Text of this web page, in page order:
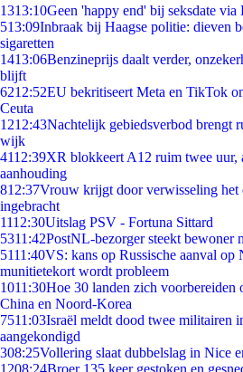
1313:10Geen 'happy end' bij seksdate
513:09Inbraak bij Haagse politie: dieven
sigaretten
1413:06Benzineprijs daalt verder,
blijft
6212:52EU bekritiseert Meta en TikTok
Ceuta
1212:43Nachtelijk gebiedsverbod brengt
wijk
4112:39XR blokkeert A12 ruim twee uur,
aanhouding
812:37Vrouw krijgt door verwisseling het
ingebracht
1112:30Uitslag PSV - Fortuna Sittard
5311:42PostNL-bezorger steekt bewoner
5111:40VS: kans op Russische aanval
munitietekort wordt probleem
1011:30Hoe 30 landen zich voorbereiden
China en Noord-Korea
7511:03Israël meldt dood twee militairen
aangekondigd
308:25Vollering slaat dubbelslag in Nice
1208:24Broer 135 keer gestoken en